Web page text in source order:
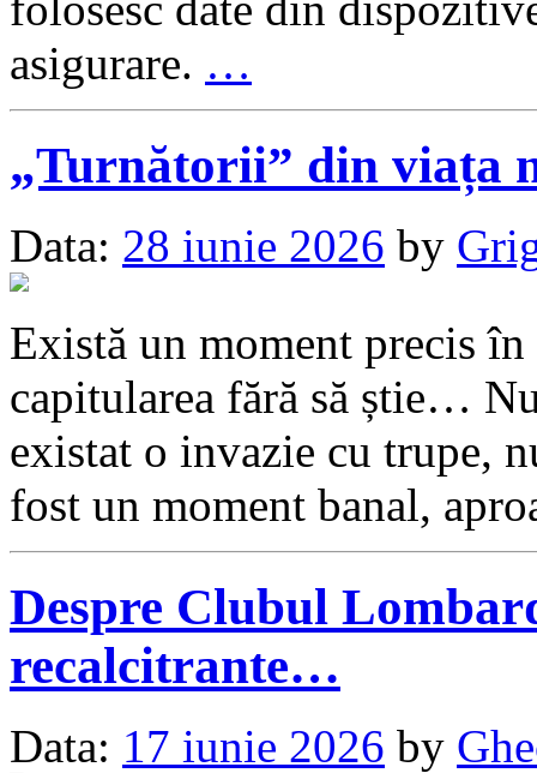
asigurare. …
„Turnătorii” din viața
Data: 28 iunie 2026 by
Există un moment precis
capitularea fără să știe…
existat o invazie cu trupe,
fost un moment banal,
Despre Clubul
recalcitrante…
Data: 17 iunie 2026 by